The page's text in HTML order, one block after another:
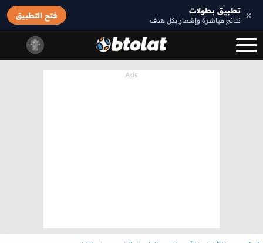
× تطبيق بطولات
نتائج مباشرة وإشعار بكل هدف
فتح التطبيق